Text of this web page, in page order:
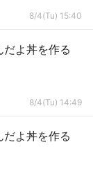
8/4(Tu) 15:40
よ丼を作る
8/4(Tu) 14:49
よ丼を作る